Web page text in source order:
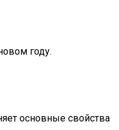
году.
основные свойства